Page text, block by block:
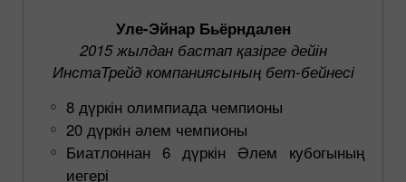
Уле-Эйнар Бьёрндален
2015 жылдан бастап қазірге дейін
ИнстаТрейд компаниясының бет-бейнесі
8 дүркін олимпиада чемпионы
20 дүркін әлем чемпионы
Биатлоннан 6 дүркін Әлем кубогының
иегері